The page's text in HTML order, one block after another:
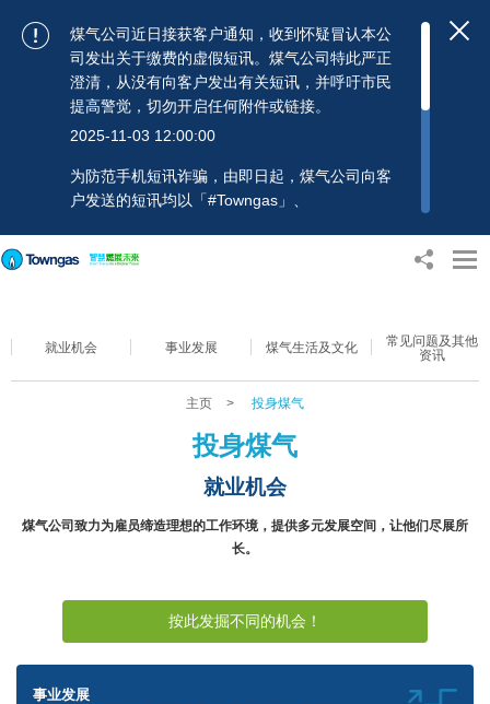
煤气公司近日接获客户通知，收到怀疑冒认本公
司发出关于缴费的虚假短讯。煤气公司特此严正
澄清，从没有向客户发出有关短讯，并呼吁市民
提高警觉，切勿开启任何附件或链接。
2025-11-03 12:00:00
为防范手机短讯诈骗，由即日起，煤气公司向客
户发送的短讯均以「#Towngas」、
个人资料，以免蒙受损失。若有任何疑问，可随
就业机会 事业发展 煤气生活及文化
常见问题及其他
资讯
主页 > 投身煤气
投身煤气
就业机会
煤气公司致力为雇员缔造理想的工作环境，提供多元发展空间，让他们尽展所
长。
按此发掘不同的机会！
事业发展